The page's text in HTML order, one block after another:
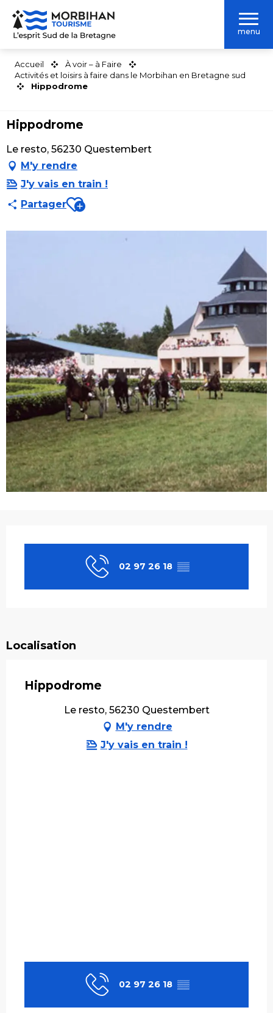
Aller
contenu
menu
Accueil
À voir – à Faire
Activités et loisirs à faire dans le Morbihan en Bretagne sud
Hippodrome
Hippodrome
Le resto, 56230 Questembert
M'y rendre
J'y vais en train !
PartagerAjouter aux favoris
02 97 26 18 ▒▒
Localisation
Hippodrome
Le resto, 56230 Questembert
M'y rendre
J'y vais en train !
02 97 26 18 ▒▒